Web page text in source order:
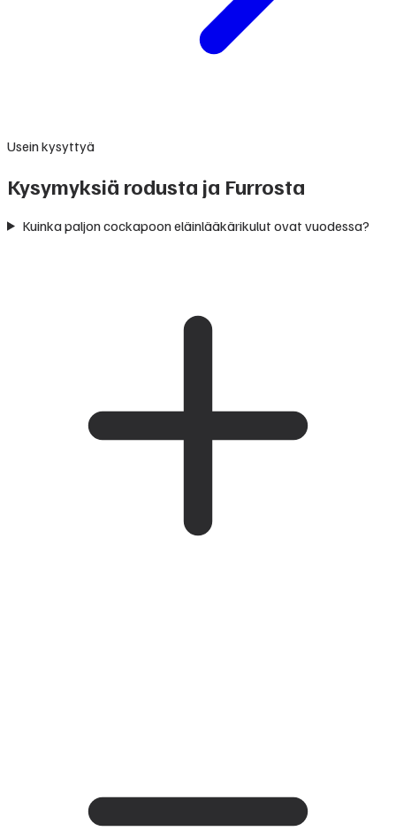
Usein kysyttyä
Kysymyksiä rodusta ja Furrosta
Kuinka paljon cockapoon eläinlääkärikulut ovat vuodessa?